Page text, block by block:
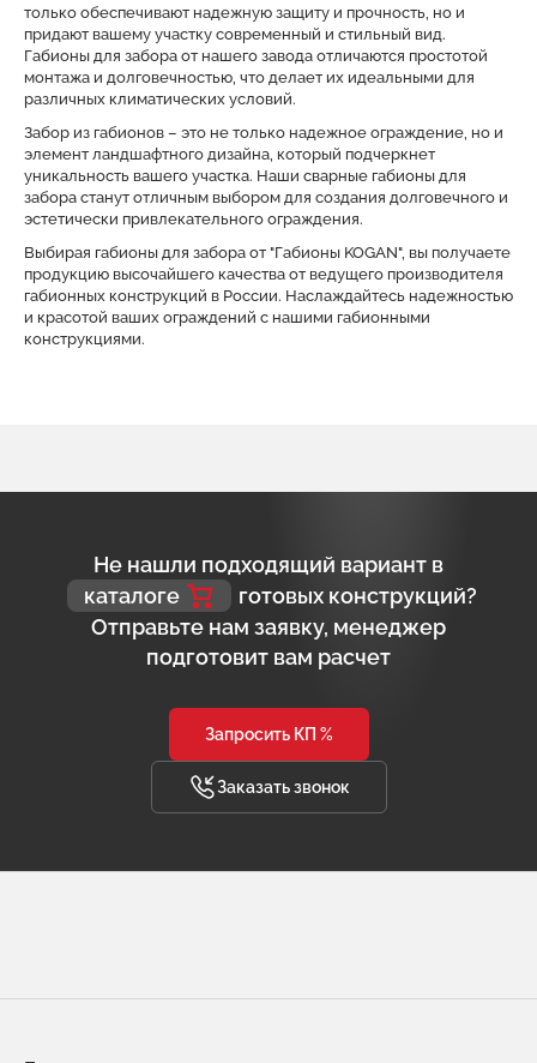
только обеспечивают надежную защиту и прочность, но и
придают вашему участку современный и стильный вид.
Габионы для забора от нашего завода отличаются простотой
монтажа и долговечностью, что делает их идеальными для
различных климатических условий.
Забор из габионов – это не только надежное ограждение, но и
элемент ландшафтного дизайна, который подчеркнет
уникальность вашего участка. Наши сварные габионы для
забора станут отличным выбором для создания долговечного и
эстетически привлекательного ограждения.
Выбирая габионы для забора от "Габионы KOGAN", вы получаете
продукцию высочайшего качества от ведущего производителя
габионных конструкций в России. Наслаждайтесь надежностью
и красотой ваших ограждений с нашими габионными
конструкциями.
Не нашли подходящий вариант в
каталоге
готовых конструкций?
Отправьте нам заявку, менеджер
подготовит вам расчет
Запросить КП %
Заказать звонок